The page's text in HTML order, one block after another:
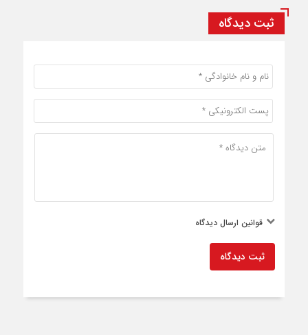
ثبت دیدگاه
قوانین ارسال دیدگاه
ثبت دیدگاه